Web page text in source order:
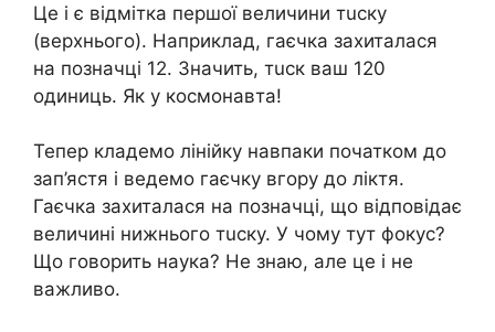
Це і є відмітка першої величини тuску
(верхнього). Наприклад, гаєчка захиталася
на позначці 12. Значить, тuск ваш 120
одиниць. Як у космонавта!
Тепер кладемо лінійку навпаки початком до
зап’ястя і ведемо гаєчку вгору до ліктя.
Гаєчка захиталася на позначці, що відповідає
величині нижнього тuску. У чому тут фокус?
Що говорить наука? Не знаю, але це і не
важливо.